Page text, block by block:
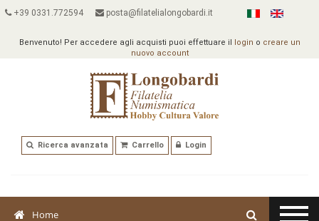
+39 0331.772594 posta@filatelialongobardi.it
Benvenuto! Per accedere agli acquisti puoi effettuare il login o creare un
nuovo account
Ricerca avanzata Carrello Login
Home